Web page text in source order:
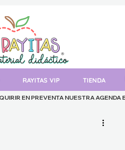
RAYITAS VIP TIENDA